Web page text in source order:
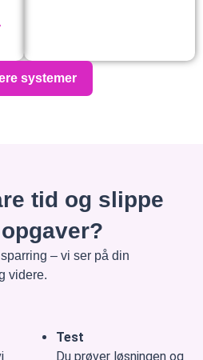
systemer
tid og slippe
– vi ser på din
videre.
Test
Du prøver løsningen og